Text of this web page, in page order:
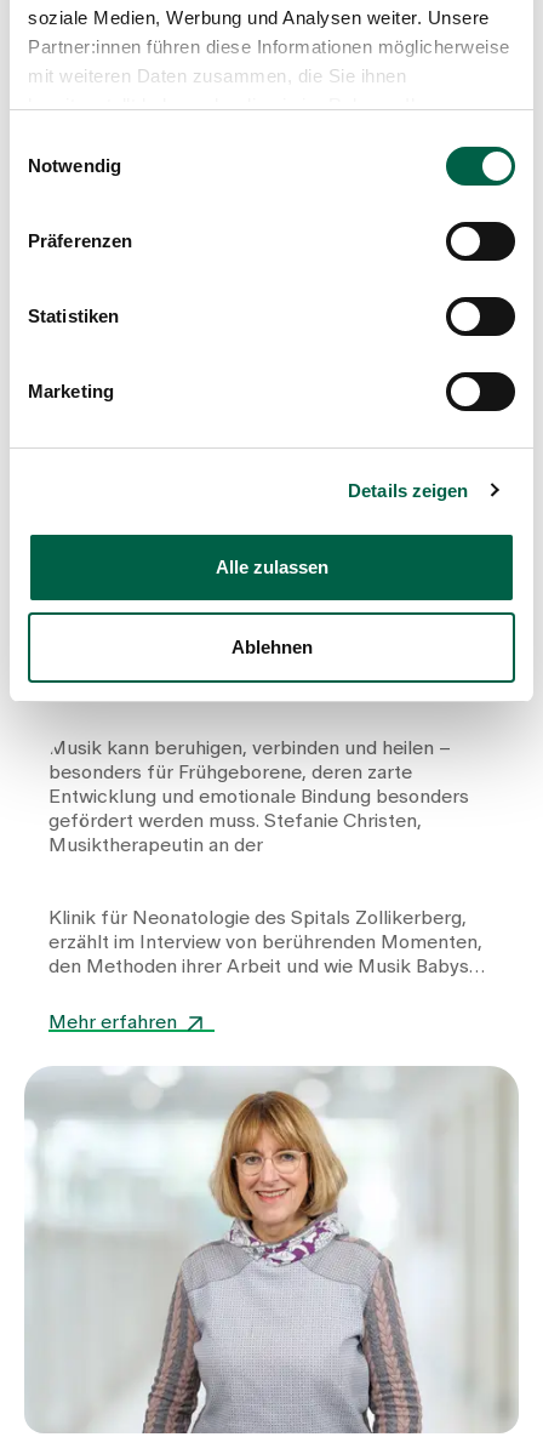
soziale Medien, Werbung und Analysen weiter. Unsere
Partner:innen führen diese Informationen möglicherweise
mit weiteren Daten zusammen, die Sie ihnen
bereitgestellt haben oder die sie im Rahmen Ihrer
Notwendig
Präferenzen
Statistiken
Marketing
Details zeigen
Alle zulassen
Ablehnen
Wenn Musik Babys stärkt: Ein Blick hinter
die Kulissen der Neonatologie
Musik kann beruhigen, verbinden und heilen –
besonders für Frühgeborene, deren zarte
Entwicklung und emotionale Bindung besonders
gefördert werden muss. Stefanie Christen,
Musiktherapeutin an der
Klinik für Neonatologie des Spitals Zollikerberg,
erzählt im Interview von berührenden Momenten,
den Methoden ihrer Arbeit und wie Musik Babys
schenkt.
Mehr erfahren